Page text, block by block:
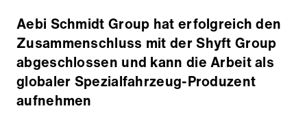
Aebi Schmidt Group hat erfolgreich den
Zusammenschluss mit der Shyft Group
abgeschlossen und kann die Arbeit als
globaler Spezialfahrzeug-Produzent
aufnehmen